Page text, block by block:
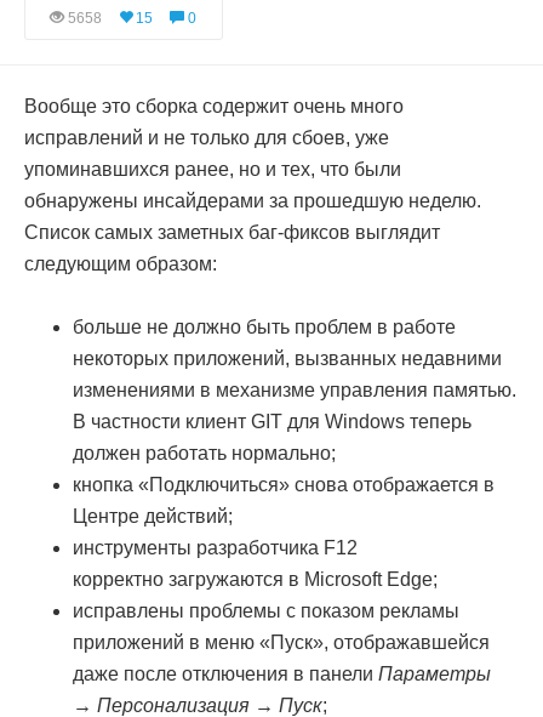
5658 15 0
Вообще это сборка содержит очень много
исправлений и не только для сбоев, уже
упоминавшихся ранее, но и тех, что были
обнаружены инсайдерами за прошедшую неделю.
Список самых заметных баг-фиксов выглядит
следующим образом:
больше не должно быть проблем в работе
некоторых приложений, вызванных недавними
изменениями в механизме управления памятью.
В частности клиент GIT для Windows теперь
должен работать нормально;
кнопка «Подключиться» снова отображается в
Центре действий;
инструменты разработчика F12
корректно загружаются в Microsoft Edge;
исправлены проблемы с показом рекламы
приложений в меню «Пуск», отображавшейся
даже после отключения в панели Параметры
→ Персонализация → Пуск;